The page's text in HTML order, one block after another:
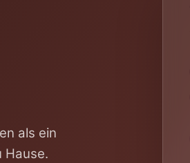
als ein
Hause.